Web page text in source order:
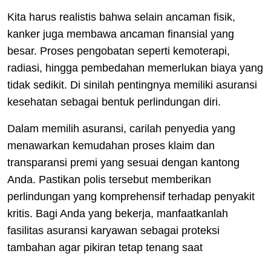
Kita harus realistis bahwa selain ancaman fisik,
kanker juga membawa ancaman finansial yang
besar. Proses pengobatan seperti kemoterapi,
radiasi, hingga pembedahan memerlukan biaya yang
tidak sedikit. Di sinilah pentingnya memiliki asuransi
kesehatan sebagai bentuk perlindungan diri.
Dalam memilih asuransi, carilah penyedia yang
menawarkan kemudahan proses klaim dan
transparansi premi yang sesuai dengan kantong
Anda. Pastikan polis tersebut memberikan
perlindungan yang komprehensif terhadap penyakit
kritis. Bagi Anda yang bekerja, manfaatkanlah
fasilitas asuransi karyawan sebagai proteksi
tambahan agar pikiran tetap tenang saat